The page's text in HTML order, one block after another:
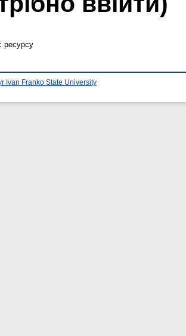
ресурсу
Ivan Franko State University